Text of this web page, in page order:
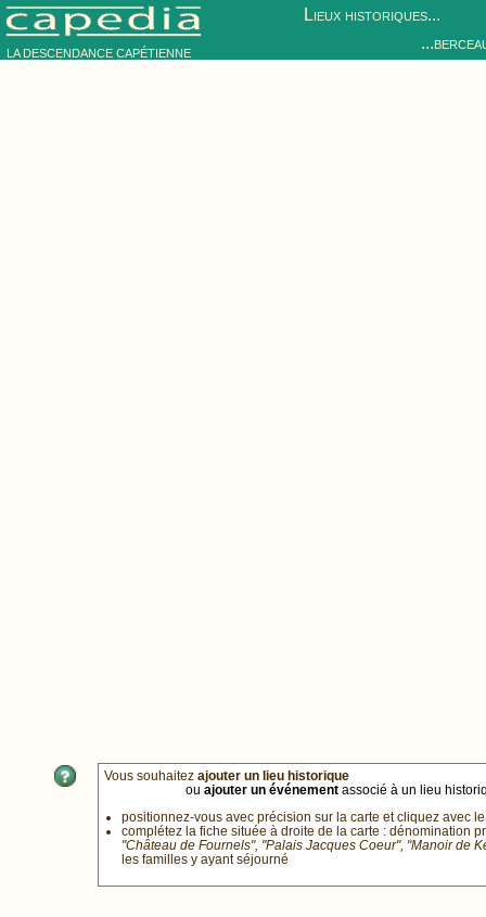
LA DESCENDANCE CAPÉTIENNE
Lieux historiques...
Vous souhaitez ajouter un lieu historique
ou ajouter un événement associé à un lieu
positionnez-vous avec précision sur la carte et cliquez avec
complétez la fiche située à droite de la carte : dénomination
"Château de Fournels", "Palais Jacques Coeur", "Manoir de
les familles y ayant séjourné